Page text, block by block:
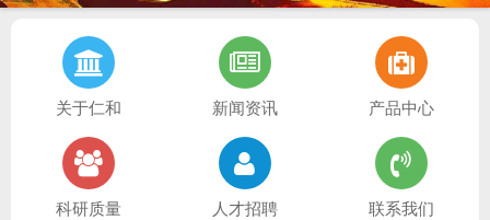
关于仁和 新闻资讯 产品中心
科研质量 人才招聘 联系我们